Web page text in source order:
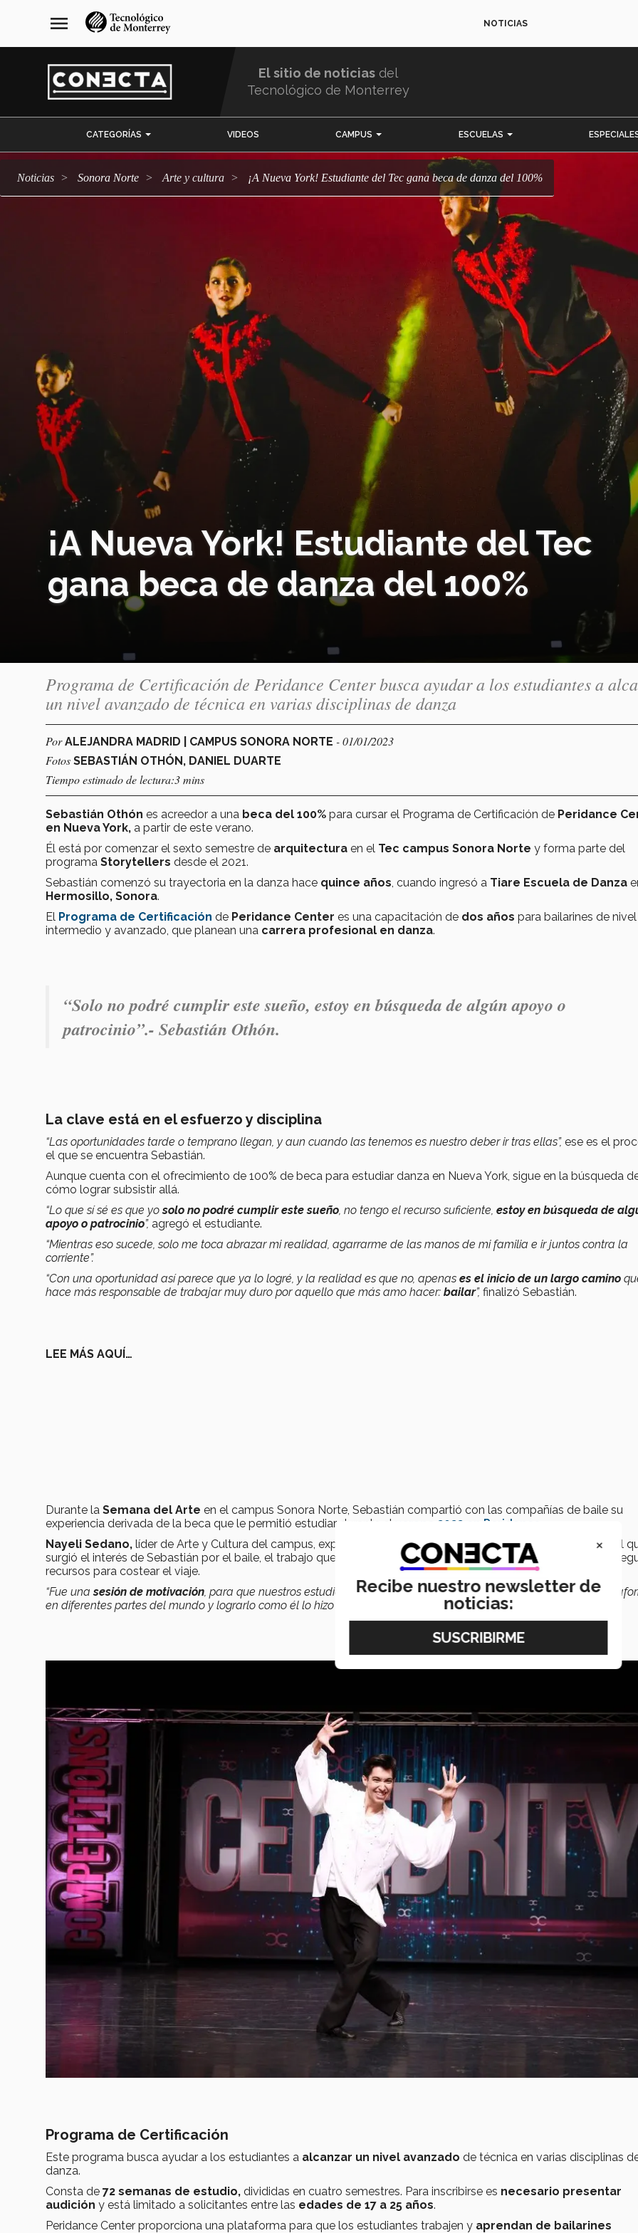
navegación
principal
menu NOTICIAS
El sitio de noticias del
Tecnológico de Monterrey
CATEGORÍAS VIDEOS CAMPUS ESCUELAS
Noticias Sonora Norte arte y cultura ¡A Nueva York! Estudiante del Tec gana beca de danza del 100%
¡A Nueva York! Estudiante del Tec
gana beca de danza del 100%
Programa de Certificación de Peridance Center busca ayudar a los estudiantes a
un nivel avanzado de técnica en varias disciplinas de danza
PorALEJANDRA MADRID | CAMPUS SONORA NORTE - 01/01/2023
Fotos SEBASTIÁN OTHÓN, DANIEL DUARTE
Tiempo estimado de lectura:3 mins
Sebastián Othón es acreedor a una beca del 100% para cursar el Programa de Certificación de Peridance
en Nueva York, a partir de este verano.
Él está por comenzar el sexto semestre de arquitectura en el Tec campus Sonora Norte y forma parte del
programa Storytellers desde el 2021.
Sebastián comenzó su trayectoria en la danza hace quince años , cuando ingresó a Tiare Escuela de Danza
Hermosillo, Sonora.
El Programa de Certificación de Peridance Center es una capacitación de dos años para bailarines de nivel
intermedio y avanzado, que planean una carrera profesional en danza.
“Solo no podré cumplir este sueño, estoy en búsqueda de algún apoyo o
patrocinio”.- Sebastián Othón.
La clave está en el esfuerzo y disciplina
“Las oportunidades tarde o temprano llegan, y aun cuando las tenemos es nuestro deber ir tras ellas”, ese es el
el que se encuentra Sebastián.
Aunque cuenta con el ofrecimiento de 100% de beca para estudiar danza en Nueva York, sigue en la búsqueda
cómo lograr subsistir allá.
“Lo que sí sé es que yosolo no podré cumplir este sueño , no tengo el recurso suficiente, estoy en búsqueda de
apoyo o patrocinio”, agregó el estudiante.
“Mientras eso sucede, solo me toca abrazar mi realidad, agarrarme de las manos de mi familia e ir juntos contra la
corriente”.
“Con una oportunidad así parece que ya lo logré, y la realidad es que no, apenas es el inicio de un largo camino
hace más responsable de trabajar muy duro por aquello que más amo hacer: bailar”, finalizó Sebastián.
LEE MÁS AQUÍ…
Durante la Semana del Arte en el campus Sonora Norte, Sebastián compartió con las compañías de baile su
experiencia derivada de la beca que le permitió estudiar durante el
verano 2022 en Peridance
Nayeli Sedano, líder de Arte y Cultura del campus, explicó que la charla comprendió desde el momento en el
surgió el interés de Sebastián por el baile, el trabajo que hizo para
conseguir la becay su tenacidad de
recursos para costear el viaje.
“Fue unasesión de motivación , para que nuestros estudiantes también puedan motivarse y buscar distintas
en diferentes partes del mundo y lograrlo como él lo hizo”
, comentó Nayeli Sedano.
Programa de Certificación
Este programa busca ayudar a los estudiantes a alcanzar un nivel avanzado de técnica en varias disciplinas
danza.
Consta de 72 semanas de estudio, divididas en cuatro semestres. Para inscribirse es necesario presentar
audición y está limitado a solicitantes entre las edades de 17 a 25 años.
Peridance Center proporciona una plataforma para que los estudiantes trabajen y aprendan de bailarines
×
Recibe nuestro newsletter de
noticias: